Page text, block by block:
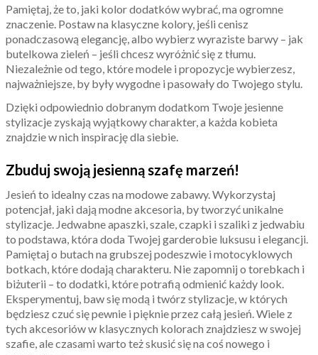
Pamiętaj, że to, jaki kolor dodatków wybrać, ma ogromne
znaczenie. Postaw na klasyczne kolory, jeśli cenisz
ponadczasową elegancję, albo wybierz wyraziste barwy – jak
butelkowa zieleń – jeśli chcesz wyróżnić się z tłumu.
Niezależnie od tego, które modele i propozycje wybierzesz,
najważniejsze, by były wygodne i pasowały do Twojego stylu.
Dzięki odpowiednio dobranym dodatkom Twoje jesienne
stylizacje zyskają wyjątkowy charakter, a każda kobieta
znajdzie w nich inspirację dla siebie.
Zbuduj swoją jesienną szafę marzeń!
Jesień to idealny czas na modowe zabawy. Wykorzystaj
potencjał, jaki dają modne akcesoria, by tworzyć unikalne
stylizacje. Jedwabne apaszki, szale, czapki i szaliki z jedwabiu
to podstawa, która doda Twojej garderobie luksusu i elegancji.
Pamiętaj o butach na grubszej podeszwie i motocyklowych
botkach, które dodają charakteru. Nie zapomnij o torebkach i
biżuterii – to dodatki, które potrafią odmienić każdy look.
Eksperymentuj, baw się modą i twórz stylizacje, w których
będziesz czuć się pewnie i pięknie przez całą jesień. Wiele z
tych akcesoriów w klasycznych kolorach znajdziesz w swojej
szafie, ale czasami warto też skusić się na coś nowego i